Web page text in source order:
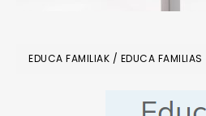
EDUCA FAMILIAK / EDUCA FAMILIAS